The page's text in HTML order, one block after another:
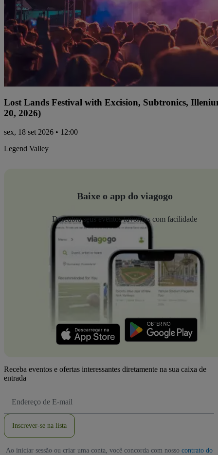
Lost Lands Festival with Excision, Subtronics,
20, 2026)
sex, 18 set 2026 • 12:00
Legend Valley
Baixe o app do viagogo
Descubra seus eventos favoritos com facilidade
Receba eventos e ofertas interessantes diretamente na sua caixa de
entrada
de
Inscrever-se na lista
Ao iniciar sessão ou criar uma conta, você concorda com nosso contrato do